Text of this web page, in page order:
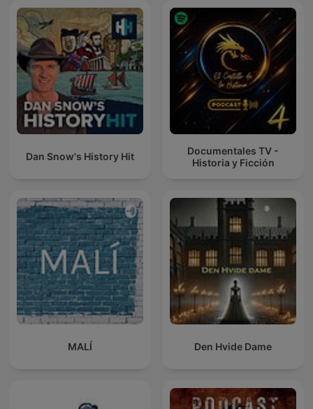
Dan Snow's History Hit
Documentales TV -
Historia y Ficción
MALÍ Den Hvide Dame